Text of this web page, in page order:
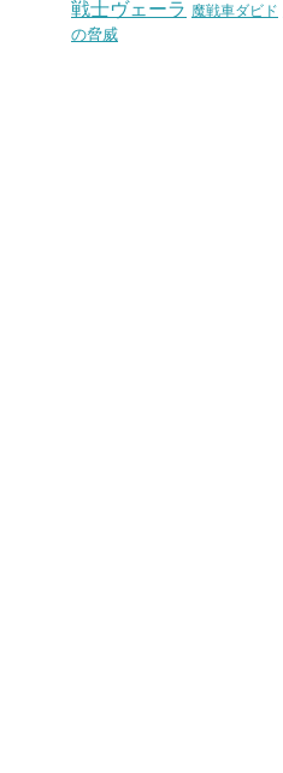
戦士ヴェーラ 魔戦車ダビド
の脅威